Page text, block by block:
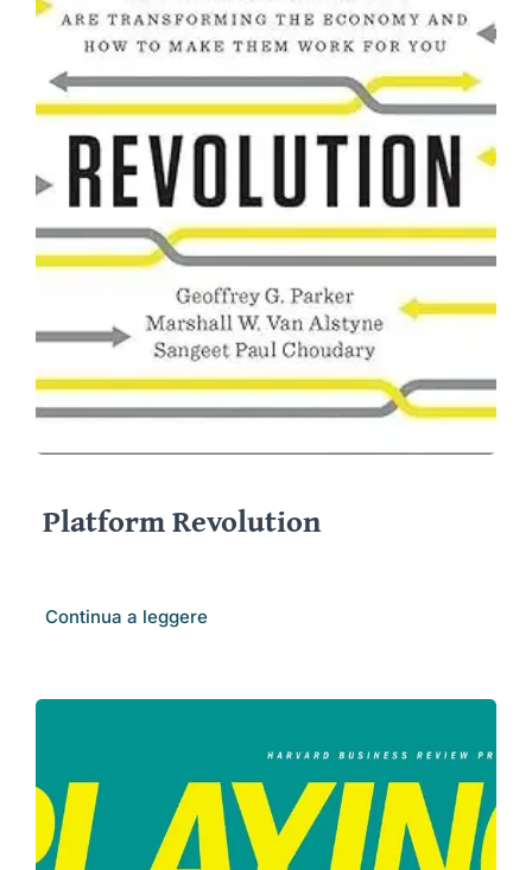
Platform Revolution
Continua a leggere